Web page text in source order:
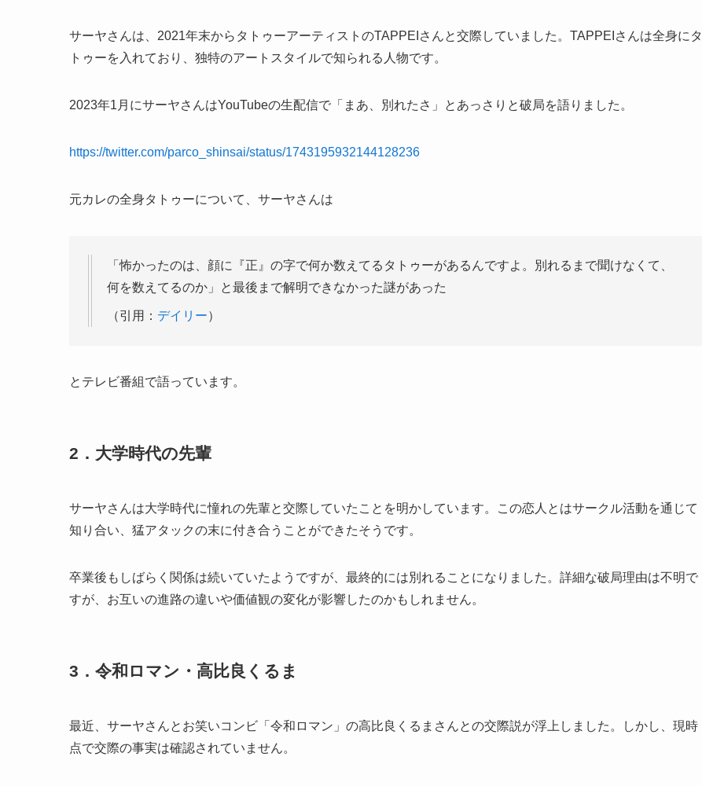
サーヤさんは、2021年末からタトゥーアーティストのTAPPEIさんと交際していました。TAPPEIさんは全身にタ
トゥーを入れており、独特のアートスタイルで知られる人物です。
2023年1月にサーヤさんはYouTubeの生配信で「まあ、別れたさ」とあっさりと破局を語りました。
https://twitter.com/parco_shinsai/status/1743195932144128236
元カレの全身タトゥーについて、サーヤさんは
「怖かったのは、顔に『正』の字で何か数えてるタトゥーがあるんですよ。別れるまで聞けなくて、
何を数えてるのか」と最後まで解明できなかった謎があった
（引用： デイリー）
とテレビ番組で語っています。
2．大学時代の先輩
サーヤさんは大学時代に憧れの先輩と交際していたことを明かしています。この恋人とはサークル活動を通じて
知り合い、猛アタックの末に付き合うことができたそうです。
卒業後もしばらく関係は続いていたようですが、最終的には別れることになりました。詳細な破局理由は不明で
すが、お互いの進路の違いや価値観の変化が影響したのかもしれません。
3．令和ロマン・高比良くるま
最近、サーヤさんとお笑いコンビ「令和ロマン」の高比良くるまさんとの交際説が浮上しました。しかし、現時
点で交際の事実は確認されていません。